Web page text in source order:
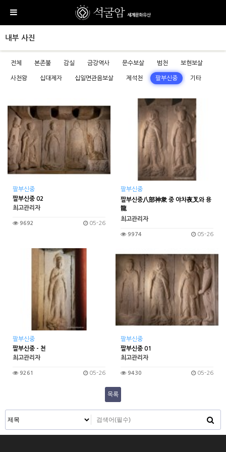
내부 사진
전체 본존불 감실 금강역사 문수보살 범천 보현보살
사천왕 십대제자 십일면관음보살 제석천 팔부신중 기타
팔부신중
팔부신중 02
최고관리자
9692 05-26
팔부신중
팔부신중八部神衆 중 야차夜叉와 용
龍
최고관리자
9974 05-26
팔부신중
팔부신중 - 천
최고관리자
9261 05-26
팔부신중
팔부신중 01
최고관리자
9430 05-26
목록